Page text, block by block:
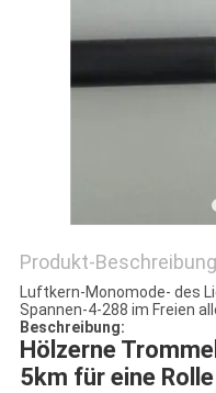
Produkt-Beschreibung
Luftkern-Monomode- des
Spannen-4-288 im Freien
Beschreibung:
Hölzerne
5km für eine Rolle